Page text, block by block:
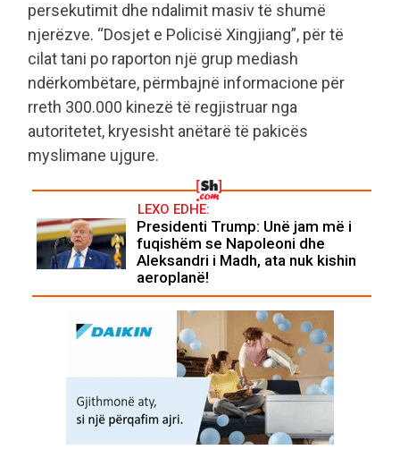
persekutimit dhe ndalimit masiv të shumë
njerëzve. “Dosjet e Policisë Xingjiang”, për të
cilat tani po raporton një grup mediash
ndërkombëtare, përmbajnë informacione për
rreth 300.000 kinezë të regjistruar nga
autoritetet, kryesisht anëtarë të pakicës
myslimane ujgure.
LEXO EDHE:
Presidenti Trump: Unë jam më i
fuqishëm se Napoleoni dhe
Aleksandri i Madh, ata nuk kishin
aeroplanë!